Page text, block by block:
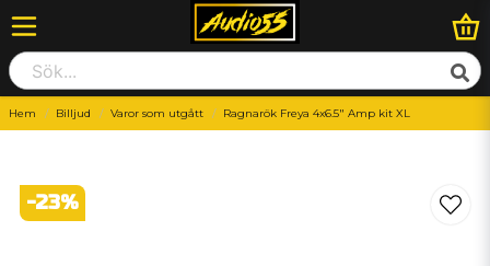
Hem Billjud Varor som utgått Ragnarök Freya 4x6.5" Amp kit XL
-23%